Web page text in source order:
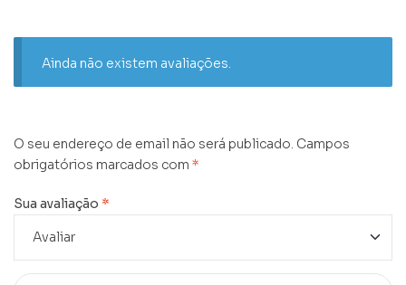
Ainda não existem avaliações.
O seu endereço de email não será publicado. Campos
obrigatórios marcados com *
Sua avaliação *